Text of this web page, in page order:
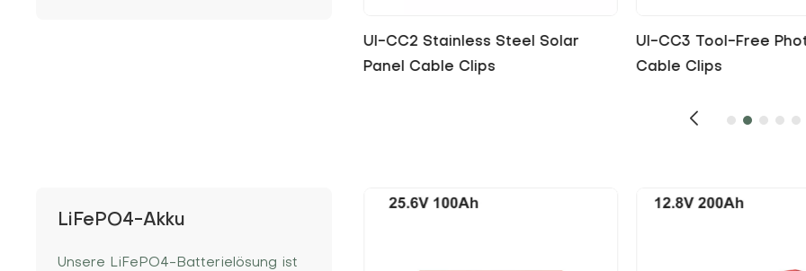
UI-CC3 Tool-Free Photovoltaic
Cable Clips
UI-CC4 Wholesale
Steel Solar Cable Clip
LiFePO4-Akku
Unsere LiFePO4-Batterielösung ist